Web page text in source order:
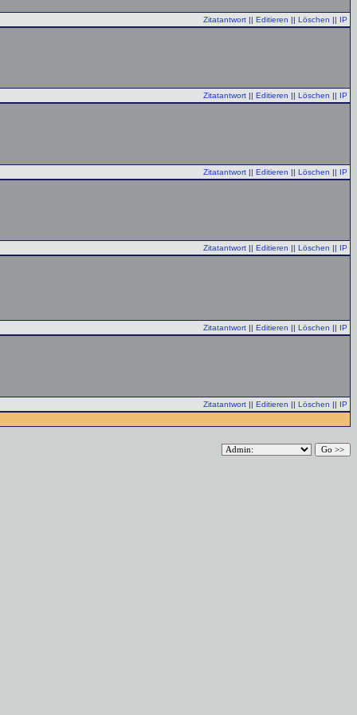
Zitatantwort || Editieren || Löschen || IP
Zitatantwort || Editieren || Löschen || IP
Zitatantwort || Editieren || Löschen || IP
Zitatantwort || Editieren || Löschen || IP
Zitatantwort || Editieren || Löschen || IP
Zitatantwort || Editieren || Löschen || IP